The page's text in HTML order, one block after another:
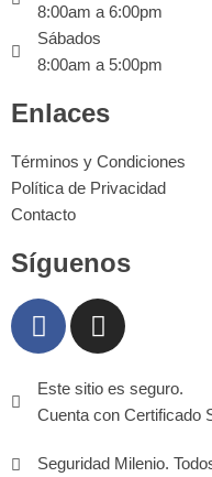
8:00am a 6:00pm
Sábados
8:00am a 5:00pm
Enlaces
Términos y Condiciones
Política de Privacidad
Contacto
Síguenos
Este sitio es seguro.
Cuenta con Certificado
Seguridad Milenio.